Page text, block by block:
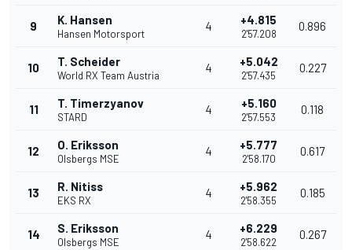
9 K. Hansen
Hansen Motorsport
4 +4.815
2'57.208
0.896
10 T. Scheider
World RX Team Austria
4 +5.042
2'57.435
0.227
11 T. Timerzyanov
STARD
4 +5.160
2'57.553
0.118
12 O. Eriksson
Olsbergs MSE
4 +5.777
2'58.170
0.617
13 R. Nitiss
EKS RX
4 +5.962
2'58.355
0.185
14 S. Eriksson
Olsbergs MSE
4 +6.229
2'58.622
0.267